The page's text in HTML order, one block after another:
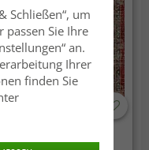
Schließen“, um
passen Sie Ihre
an.
Ihrer
finden Sie